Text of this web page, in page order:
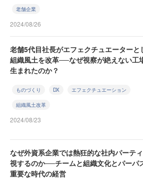
老舗企業
2024/08/26
老舗5代目社長がエフェクチュエーターと
組織風土を改革──なぜ視察が絶えない工
生まれたのか？
ものづくり DX エフェクチュエーション
組織風土改革
2024/08/23
なぜ外資系企業では熱狂的な社内パーテ
視するのか──チームと組織文化とパーパ
重要な時代の経営